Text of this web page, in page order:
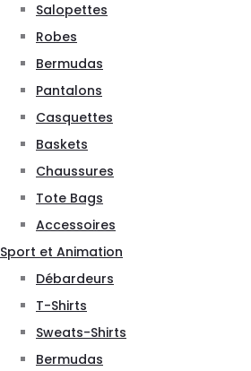
Salopettes
Robes
Bermudas
Pantalons
Casquettes
Baskets
Chaussures
Tote Bags
Accessoires
Sport et Animation
Débardeurs
T-Shirts
Sweats-Shirts
Bermudas